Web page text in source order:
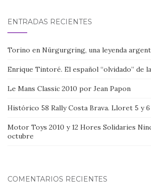
ENTRADAS RECIENTES
Torino en Nürgurgring, una leyenda
Enrique Tintoré. El español “olvidado” de
Le Mans Classic 2010 por Jean Papon
Histórico 58 Rally Costa Brava. Lloret 5 y
Motor Toys 2010 y 12 Hores Solidaries
octubre
COMENTARIOS RECIENTES